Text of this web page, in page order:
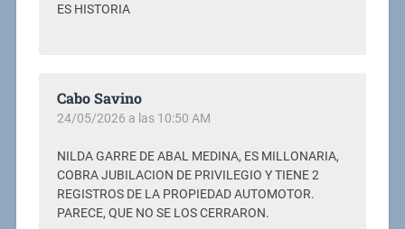
ES HISTORIA
Cabo Savino
24/05/2026 a las 10:50 AM
NILDA GARRE DE ABAL MEDINA, ES MILLONARIA,
COBRA JUBILACION DE PRIVILEGIO Y TIENE 2
REGISTROS DE LA PROPIEDAD AUTOMOTOR.
PARECE, QUE NO SE LOS CERRARON.